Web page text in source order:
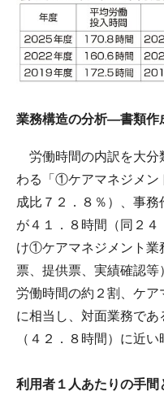
業務構造の分析―書類作
労働時間の内訳を大分
わる「①ケアマネジメン
成比７２．８％）、事
が４１．８時間（同２
け①ケアマネジメント業
票、提供票、実績確認
労働時間の約２割、ケア
に相当し、対面業務で
（４２．８時間）に近
利用者１人あたりの手間